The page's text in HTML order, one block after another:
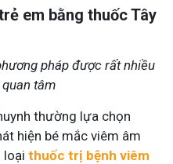
em bằng thuốc Tây
pháp được rất nhiều
tâm
thường lựa chọn
hiện bé mắc viêm âm
loại thuốc trị bệnh viêm